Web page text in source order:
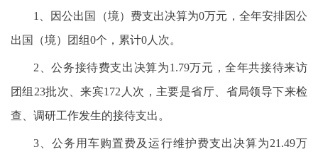
1、因公出国（境）费支出决算为0万元，全年安排因公
出国（境）团组0个，累计0人次。
2、公务接待费支出决算为1.79万元，全年共接待来访
团组23批次、来宾172人次，主要是省厅、省局领导下来检
查、调研工作发生的接待支出。
3、公务用车购置费及运行维护费支出决算为21.49万